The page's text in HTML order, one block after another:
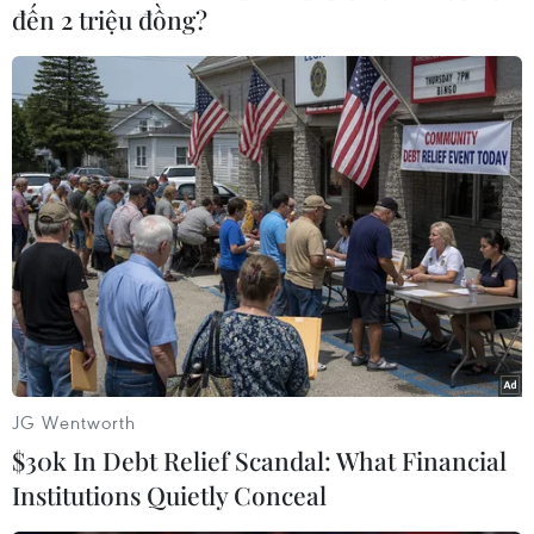
#Nhật Bản #Nikkei
#Sàn giao dịch
#Nới lỏng tiền tệ
Nhật Bản
Theo dõi VietnamPlus
đến 2 triệu đồng?
JG Wentworth
$30k In Debt Relief Scandal: What Financial
Institutions Quietly Conceal